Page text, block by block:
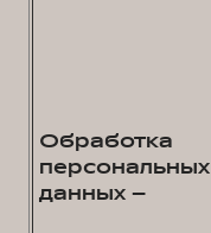
Обработка
персональных
данных –